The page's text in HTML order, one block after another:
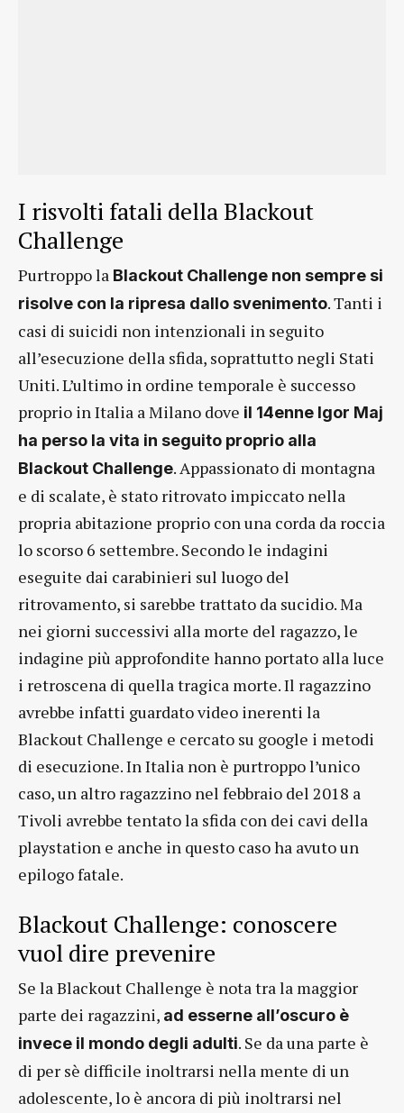
I risvolti fatali della Blackout
Challenge
Purtroppo la Blackout Challenge non sempre si
risolve con la ripresa dallo svenimento. Tanti i
casi di suicidi non intenzionali in seguito
all’esecuzione della sfida, soprattutto negli Stati
Uniti. L’ultimo in ordine temporale è successo
proprio in Italia a Milano dove il 14enne Igor Maj
ha perso la vita in seguito proprio alla
Blackout Challenge. Appassionato di montagna
e di scalate, è stato ritrovato impiccato nella
propria abitazione proprio con una corda da roccia
lo scorso 6 settembre. Secondo le indagini
eseguite dai carabinieri sul luogo del
ritrovamento, si sarebbe trattato da sucidio. Ma
nei giorni successivi alla morte del ragazzo, le
indagine più approfondite hanno portato alla luce
i retroscena di quella tragica morte. Il ragazzino
avrebbe infatti guardato video inerenti la
Blackout Challenge e cercato su google i metodi
di esecuzione. In Italia non è purtroppo l’unico
caso, un altro ragazzino nel febbraio del 2018 a
Tivoli avrebbe tentato la sfida con dei cavi della
playstation e anche in questo caso ha avuto un
epilogo fatale.
Blackout Challenge: conoscere
vuol dire prevenire
Se la Blackout Challenge è nota tra la maggior
parte dei ragazzini, ad esserne all’oscuro è
invece il mondo degli adulti. Se da una parte è
di per sè difficile inoltrarsi nella mente di un
adolescente, lo è ancora di più inoltrarsi nel